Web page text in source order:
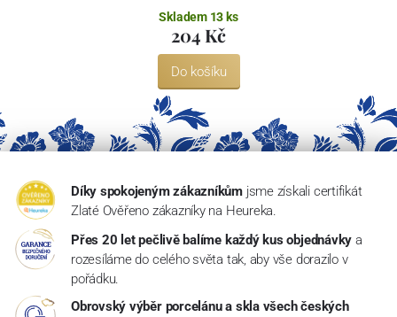
Skladem 13 ks
204 Kč
Do košíku
Díky spokojeným zákazníkům jsme získali certifikát
Zlaté Ověřeno zákazníky na Heureka.
Přes 20 let pečlivě balíme každý kus objednávky a
rozesíláme do celého světa tak, aby vše dorazilo v
pořádku.
Obrovský výběr porcelánu a skla všech českých